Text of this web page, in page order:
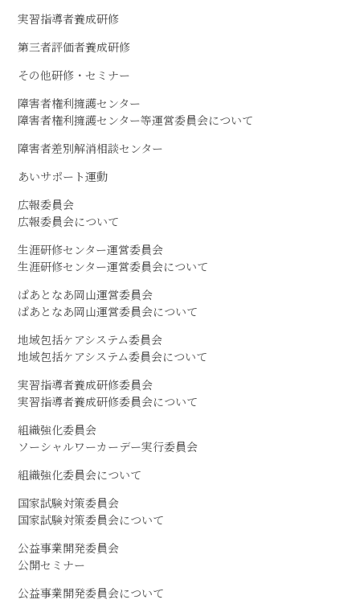
実習指導者養成研修
第三者評価者養成研修
その他研修・セミナー
障害者権利擁護センター
障害者権利擁護センター等運営委員会について
障害者差別解消相談センター
あいサポート運動
広報委員会
広報委員会について
生涯研修センター運営委員会
生涯研修センター運営委員会について
ぱあとなあ岡山運営委員会
ぱあとなあ岡山運営委員会について
地域包括ケアシステム委員会
地域包括ケアシステム委員会について
実習指導者養成研修委員会
実習指導者養成研修委員会について
組織強化委員会
ソーシャルワーカーデー実行委員会
組織強化委員会について
国家試験対策委員会
国家試験対策委員会について
公益事業開発委員会
公開セミナー
公益事業開発委員会について